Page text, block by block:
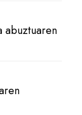
abuztuaren